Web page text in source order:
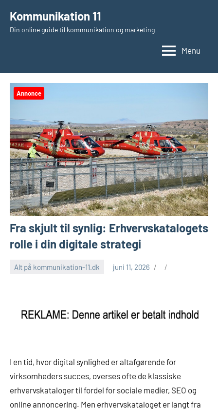
indhold
Kommunikation 11
Din online guide til kommunikation og marketing
Menu
Annonce
Fra skjult til synlig: Erhvervskatalogets
rolle i din digitale strategi
Alt på kommunikation-11.dk juni 11, 2026
I en tid, hvor digital synlighed er altafgørende for
virksomheders succes, overses ofte de klassiske
erhvervskataloger til fordel for sociale medier, SEO og
online annoncering. Men erhvervskataloget er langt fra